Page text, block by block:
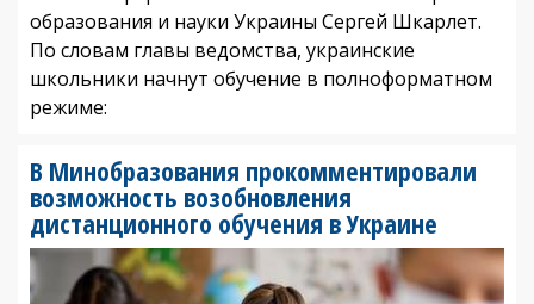
образования и науки Украины Сергей Шкарлет.
По словам главы ведомства, украинские
школьники начнут обучение в полноформатном
режиме:
В Минобразования прокомментировали
возможность возобновления
дистанционного обучения в Украине